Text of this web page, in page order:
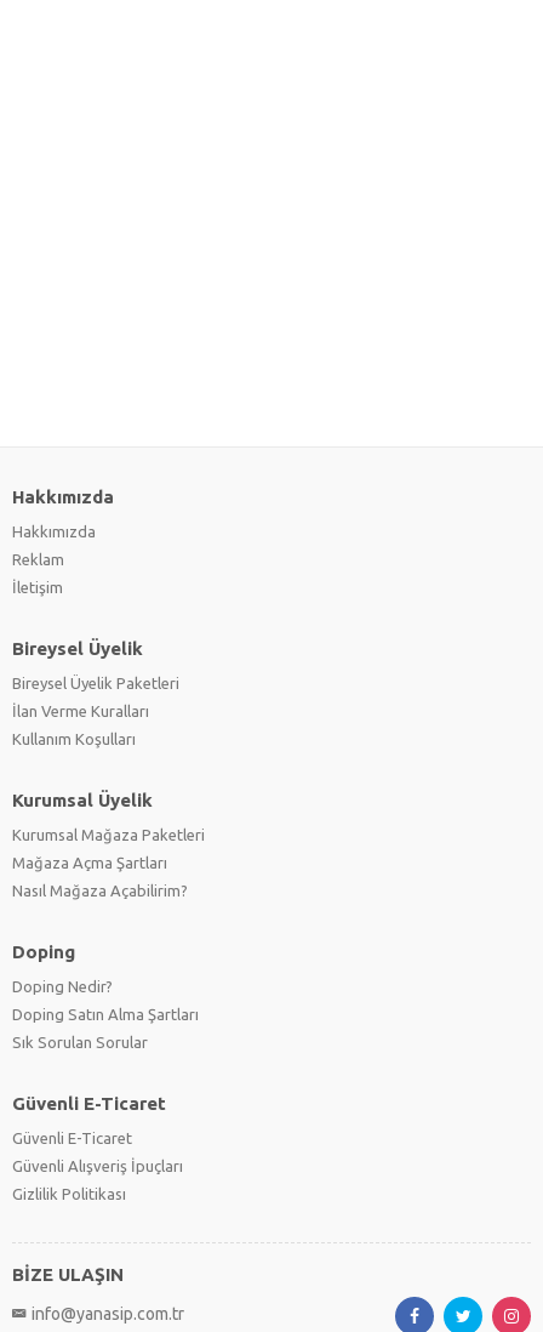
Hakkımızda
Hakkımızda
Reklam
İletişim
Bireysel Üyelik
Bireysel Üyelik Paketleri
İlan Verme Kuralları
Kullanım Koşulları
Kurumsal Üyelik
Kurumsal Mağaza Paketleri
Mağaza Açma Şartları
Nasıl Mağaza Açabilirim?
Doping
Doping Nedir?
Doping Satın Alma Şartları
Sık Sorulan Sorular
Güvenli E-Ticaret
Güvenli E-Ticaret
Güvenli Alışveriş İpuçları
Gizlilik Politikası
BİZE ULAŞIN
info@yanasip.com.tr